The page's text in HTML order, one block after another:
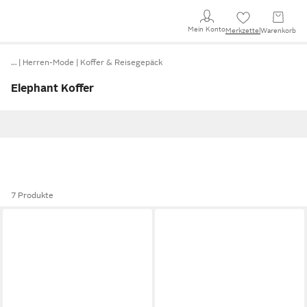
Mein KontoMerkzettel Warenkorb
… Herren-Mode Koffer & Reisegepäck
Elephant Koffer
7 Produkte